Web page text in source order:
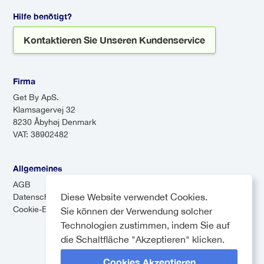
Diese Website verwendet Cookies.
Sie können der Verwendung solcher
Technologien zustimmen, indem Sie auf
die Schaltfläche "Akzeptieren" klicken.
sein, aber aufgrund der
Zwischenstopps länger dauern.
reisen, dass Ihr Fahrer erfahren
ist und Ihre Sicherheit an erster
Stelle steht.
Hilfe benötigt?
Kontaktieren Sie Unseren Kundenservice
Firma
Get By ApS.
Klamsagervej 32
8230 Åbyhøj Denmark
VAT: 38902482
Allgemeines
AGB
Datenschutz-Bestimmungen
Cookie-Einstellungen